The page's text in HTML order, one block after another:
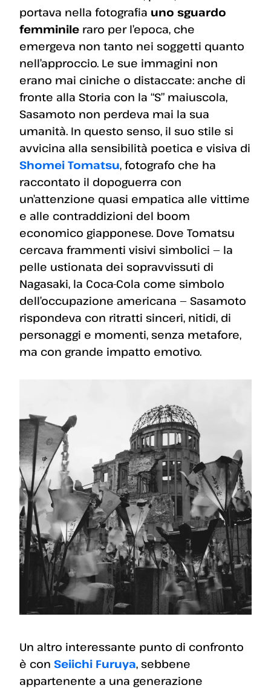
portava nella fotografia uno sguardo
femminile raro per l’epoca, che
emergeva non tanto nei soggetti quanto
nell’approccio. Le sue immagini non
erano mai ciniche o distaccate: anche di
fronte alla Storia con la “S” maiuscola,
Sasamoto non perdeva mai la sua
umanità. In questo senso, il suo stile si
avvicina alla sensibilità poetica e visiva di
Shomei Tomatsu, fotografo che ha
raccontato il dopoguerra con
un’attenzione quasi empatica alle vittime
e alle contraddizioni del boom
economico giapponese. Dove Tomatsu
cercava frammenti visivi simbolici — la
pelle ustionata dei sopravvissuti di
Nagasaki, la Coca-Cola come simbolo
dell’occupazione americana — Sasamoto
rispondeva con ritratti sinceri, nitidi, di
personaggi e momenti, senza metafore,
ma con grande impatto emotivo.
Un altro interessante punto di confronto
è con Seiichi Furuya, sebbene
appartenente a una generazione